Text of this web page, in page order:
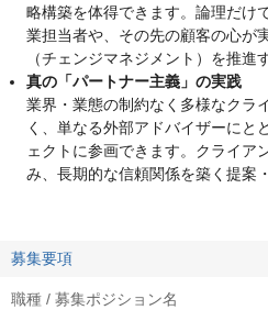
略構築を体得できます。論理だけ
業担当者や、その先の顧客の心が
（チェンジマネジメント）を推進
真の「パートナー主義」の実践
業界・業態の制約なく多様なクラ
く、単なる外部アドバイザーにと
ェクトに参画できます。クライア
み、長期的な信頼関係を築く提案
募集要項
職種 / 募集ポジション名